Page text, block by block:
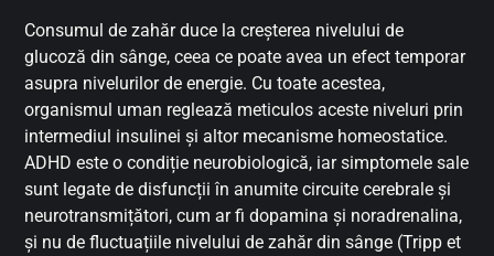
Consumul de zahăr duce la creșterea nivelului de
glucoză din sânge, ceea ce poate avea un efect temporar
asupra nivelurilor de energie. Cu toate acestea,
organismul uman reglează meticulos aceste niveluri prin
intermediul insulinei și altor mecanisme homeostatice.
ADHD este o condiție neurobiologică, iar simptomele sale
sunt legate de disfuncții în anumite circuite cerebrale și
neurotransmițători, cum ar fi dopamina și noradrenalina,
și nu de fluctuațiile nivelului de zahăr din sânge (Tripp et